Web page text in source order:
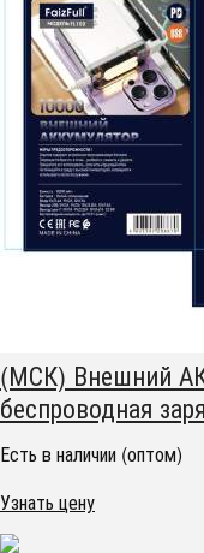
(МСК) Внешний
беспроводная
Есть в наличии (оптом)
Узнать цену